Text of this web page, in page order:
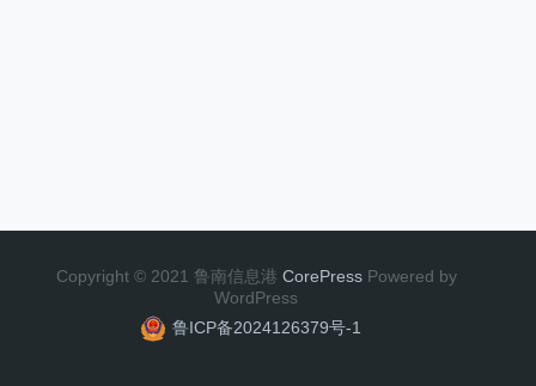
Copyright © 2021 鲁南信息港 CorePress Powered by
WordPress
鲁ICP备2024126379号-1